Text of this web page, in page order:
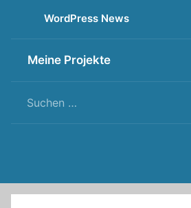
WordPress News
Meine Projekte